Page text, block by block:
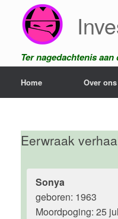
Ter nagedachtenis
Home Over ons
Eerwraak
Sonya
geboren: 1963
Moordpoging: 25